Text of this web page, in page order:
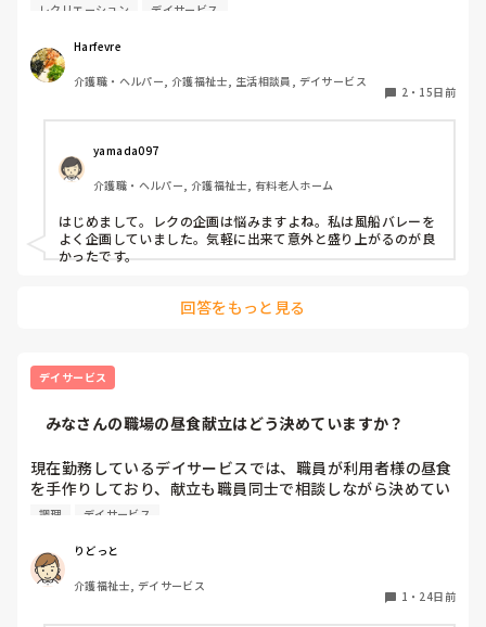
の台数も減ったため、外出・外食レクの再開が難しい状況で
す。
ってきて皆さんでお茶をしたり、釜飯などをデリバリーで注
文したりしています。
皆さんのデイサービスでは、施設内でどのようなイベントを
「利用者さんに好評だったもの」や「低予算でも楽しめる企
画」があれば、ぜひ教えていただきたいです。
レクリエーション デイサービス
Harfevre
介護職・ヘルパー, 介護福祉士, 生活相談員, デイサービス
2 ・ 15日前
yamada097
介護職・ヘルパー, 介護福祉士, 有料老人ホーム
はじめまして。レクの企画は悩みますよね。私は風船バレーを
よく企画していました。気軽に出来て意外と盛り上がるのが良
かったです。
回答をもっと見る
デイサービス
    みなさんの職場の昼食献立はどう決めていますか？
現在勤務しているデイサービスでは、職員が利用者様の昼食
を手作りしており、献立も職員同士で相談しながら決めてい
ます。
か？管理栄養士の方が作成しているのか、職員が考えている
のか、また季節や利用者様の希望を取り入れる工夫などがあ
れば、ぜひ教えていただきたいです。
調理 デイサービス
りどっと
介護福祉士, デイサービス
1 ・ 24日前